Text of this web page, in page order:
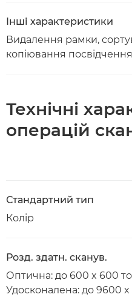
Інші характеристики
Видалення рамки,
копіювання посвідчення
Технічні
операцій
Стандартний тип
Колір
Розд. здатн. сканув.
Оптична: до 600 x 600
Удосконалена: до 9600